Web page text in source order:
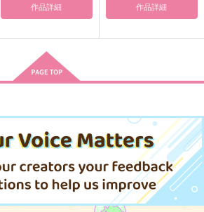
エクストラオーディナ
リーラプソディ
787
両面宿儺×虎杖悠仁
サンプル
作品詳細
両面宿儺×虎杖悠仁
サンプル
作品詳細
作品詳細 作品詳細